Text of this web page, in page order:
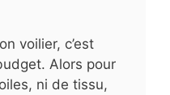
voilier, c’est
Alors pour
ni de tissu,